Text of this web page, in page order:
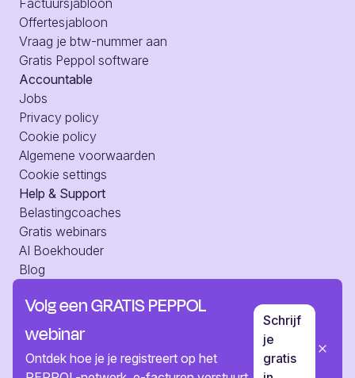
Volg een GRATIS PEPPOL
webinar
Ontdek hoe je je registreert op het
Schrijf
je
gratis
Factuursjabloon
Offertesjabloon
Vraag je btw-nummer aan
Gratis Peppol software
Accountable
Jobs
Privacy policy
Cookie policy
Algemene voorwaarden
Cookie settings
Help & Support
Belastingcoaches
Gratis webinars
AI Boekhouder
Blog
Web toegang
Pers